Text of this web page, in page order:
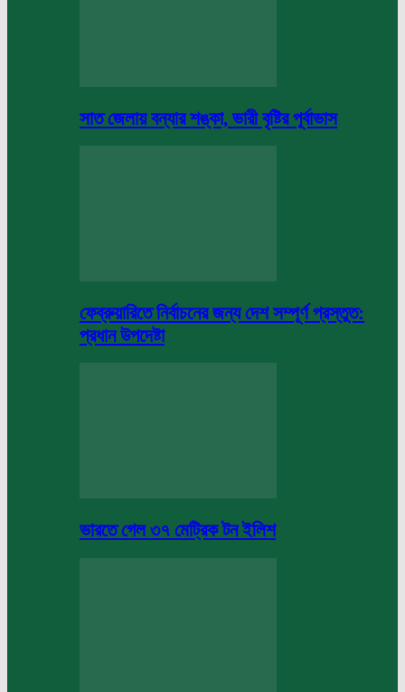
সাত জেলায় বন্যার শঙ্কা, ভারী বৃষ্টির পূর্বাভাস
ফেব্রুয়ারিতে নির্বাচনের জন্য দেশ সম্পূর্ণ প্রস্তুত:
প্রধান উপদেষ্টা
ভারতে গেল ৩৭ মেট্রিক টন ইলিশ